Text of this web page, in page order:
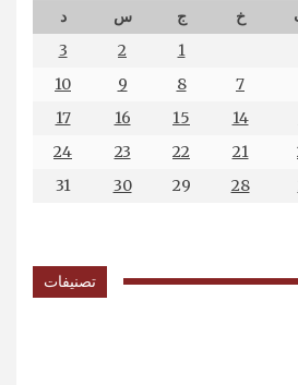
خ ج س
د
1
2
3
7
8
9
10
14
15
16
17
21
22
23
24
28
29
30
31
تصنيفات